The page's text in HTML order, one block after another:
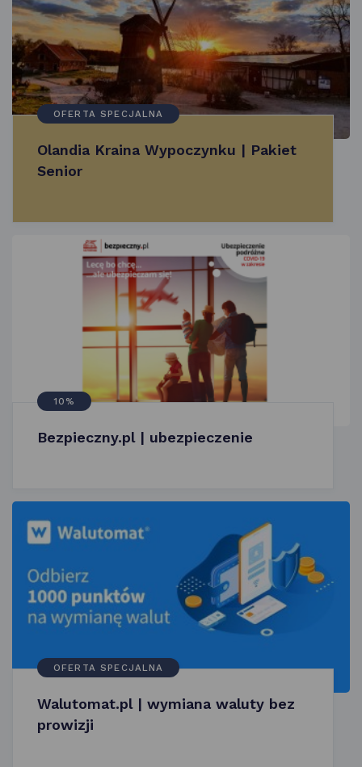
OFERTA SPECJALNA
Olandia Kraina Wypoczynku | Pakiet
Senior
10%
Bezpieczny.pl | ubezpieczenie
OFERTA SPECJALNA
Walutomat.pl | wymiana waluty bez
prowizji